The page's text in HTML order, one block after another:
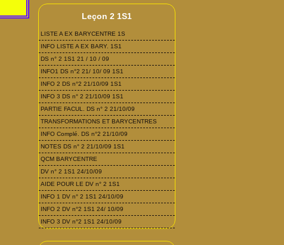
Leçon 2 1S1
LISTE A EX BARYCENTRE 1S
INFO LISTE A EX BARY. 1S1
DS n° 2 1S1 21 / 10 / 09
INFO1 DS n°2 21/ 10/ 09 1S1
INFO 2 DS n°2 21/10/09 1S1
INFO 3 DS n° 2 21/10/09 1S1
PARTIE FACUL. DS n° 2 21/10/09
TRANSFORMATIONS ET BARYCENTRES
INFO Complé. DS n°2 21/10/09
NOTES DS n° 2 21/10/09 1S1
QCM BARYCENTRE
DV n° 2 1S1 24/10/09
AIDE POUR LE DV n° 2 1S1
INFO 1 DV n° 2 1S1 24/10/09
INFO 2 DV n°2 1S1 24/ 10/09
INFO 3 DV n°2 1S1 24/10/09